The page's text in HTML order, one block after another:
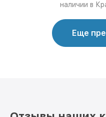
наличии в
Еще